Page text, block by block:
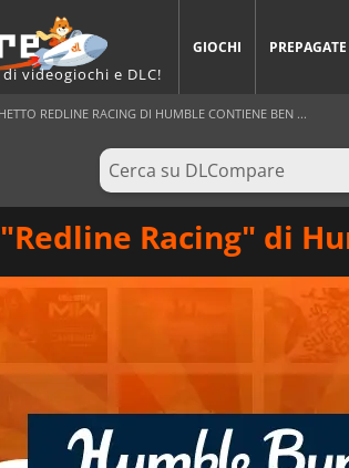
videogiochi e DLC!
GIOCHI PREPAGATE
REDLINE RACING DI HUMBLE CONTIENE BEN ...
Racing" di